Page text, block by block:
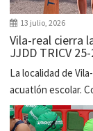
13 julio, 2026
Vila-real cierra
JJDD TRICV
La localidad de
acuatlón escolar.